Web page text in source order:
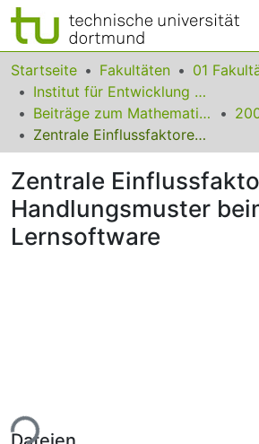
Bereiche & Sammlungen
Das gesamte Repositorium
Statistiken
FAQ
Leitlinien
Zurück zur Startseite
Startseite Fakultäten
Institut für Entwicklung und Erforschung des Mathematikunterrichts
Beiträge zum Mathematikunterricht
Zentrale Einflussfaktoren und Handlungsmuster beim Üben mit Lernsoftware
Zentrale
Handlungsmuster
Lernsoftware